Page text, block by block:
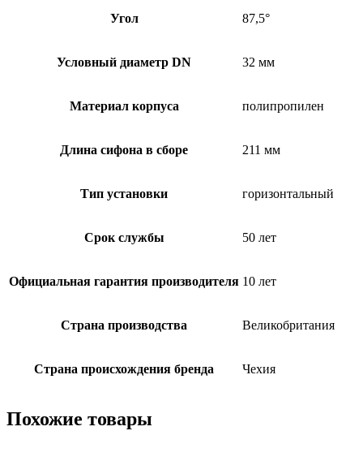
Угол 87,5°
Условный диаметр DN 32 мм
Материал корпуса полипропилен
Длина сифона в сборе 211 мм
Тип установки горизонтальный
Срок службы 50 лет
Официальная гарантия производителя 10 лет
Страна производства Великобритания
Страна происхождения бренда Чехия
Похожие товары